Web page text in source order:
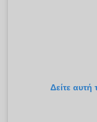
Δείτε